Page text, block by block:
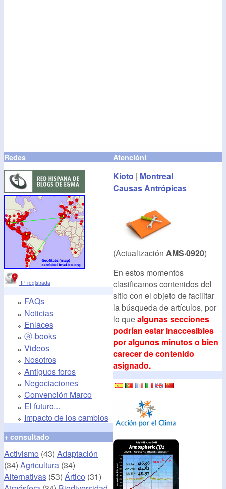
Redes
IP registrada
FAQs
Noticias
Enlaces
ⓔ-books
Videos
Nosotros
Antiguos foros
Negociaciones
Convención Marco
El futuro...
Impacto de los cambios
+ consultado
Activismo (43) Adaptación
(34) Agricultura (34)
Alternativas (53) Ártico (31)
Atención!
Kioto | Montreal
Causas Antrópicas
(Actualización AMS·0920)
En estos momentos
clasificamos contenidos del
sitio con el objeto de facilitar
la búsqueda de artículos, por
lo quealgunas secciones
podrían estar inaccesibles
por algunos minutos o bien
carecer de contenido
asignado.